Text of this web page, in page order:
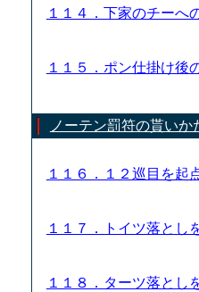
１１４．下家のチーへ
１１５．ポン仕掛け後
ノーテン罰符の貰いか
１１６．１２巡目を起
１１７．トイツ落とし
１１８．ターツ落とし